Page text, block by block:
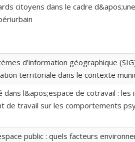
citoyens dans le cadre
d’information géographique
territoriale dans le contexte
dans l&apos;espace de cotravail : les
de travail sur les comportements
public : quels facteurs